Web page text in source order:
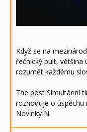
Když se na
řečnický pult, většina
rozumět každému
The post Simultánní
rozhoduje o úspěchu
NovinkyIN.